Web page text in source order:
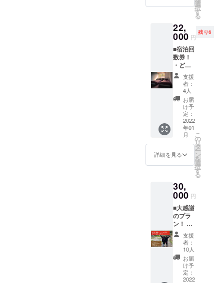
びミー
グIDは
プロ
ジェク
ト成立
後に
メール
または
インス
タのDM
にてお
知らせ
しま
す！
ング利
用2日分
（※通常
500円
×2=100
0円）
・お好
きなア
クティ
ビティ
体験！
※SUP
体験or
スノー
半日
レッス
スンの
どれか
になり
ます。
※体験
内容：
すべて
の体
験、レ
ベルや
ご要望
にでき
なんで
ます
コース
or フ
リー
トーク
コース
のどち
らか希
望する
方を
「備考
欄」に
ご入力
くださ
い！ (※
気にな
ること
コース
：移住
前後の
話しや
ゲスト
ハウス
開業話
し、私
達の関
係
性！？
などあ
選
択
す
る
22,
000 円
残り6
■宿泊回
数券！
・どの
部屋も
OKな1
泊宿泊
券（※通
常個室
で6500
円の部
屋も
OK）×5
※宿泊
券で
は、完
成した
ハウス
に素泊
まりで1
泊して
いただ
けま
す。な
お、お
部屋は
お選び
いただ
けま
す。
支援
者：
4人
お届
け予
定：
2022
年01
月
詳細を見る
こ
の
リ
タ
ー
ン
を
選
択
す
る
30,
000 円
■大感謝
のプラ
ン！ ・
ゲスト
ハウス
にあな
たの名
前を刻
みま
す。 ・
支援
者：
10人
お届
け予
定：
2022